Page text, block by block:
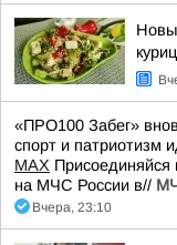
«ПРО100 Забег»
спорт и патриотизм
МАХ Присоединяйся
на МЧС России в//
Вчера, 23:10